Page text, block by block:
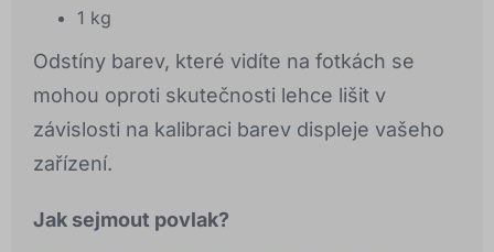
1 kg
Odstíny barev, které vidíte na fotkách se
mohou oproti skutečnosti lehce lišit v
závislosti na kalibraci barev displeje vašeho
zařízení.
Jak sejmout povlak?